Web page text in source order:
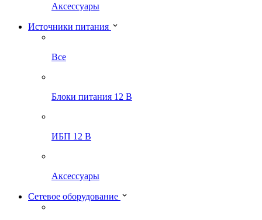
Аксессуары
Источники питания
Все
Блоки питания 12 В
ИБП 12 В
Аксессуары
Сетевое оборудование